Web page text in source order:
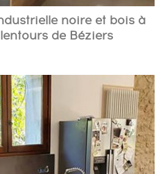
noire et bois à
de Béziers